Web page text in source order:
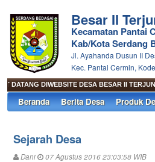
Besar II
Kecamatan Pantai
Kab/Kota Serdang
Jl. Ayahanda Dusun II
Kec. Pantai Cermin,
DATANG DIWEBSITE DESA BESAR II TERJUN
Beranda Berita Desa Produk
Sejarah Desa
Dani 07 Agustus 2016 23:03:58 WIB